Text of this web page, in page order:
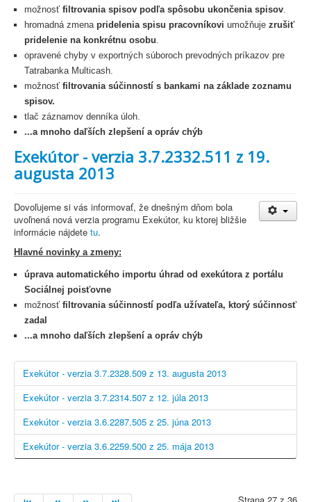
možnosť filtrovania spisov podľa spôsobu ukončenia spisov.
hromadná zmena pridelenia spisu pracovníkovi umožňuje zrušiť
pridelenie na konkrétnu osobu.
opravené chyby v exportných súboroch prevodných príkazov pre
Tatrabanka Multicash.
možnosť filtrovania súčinností s bankami na základe zoznamu
spisov.
tlač záznamov denníka úloh.
...a mnoho daľších zlepšení a opráv chýb
Exekútor - verzia 3.7.2332.511 z 19.
augusta 2013
Dovoľujeme si vás informovať, že dnešným dňom bola
uvoľnená nová verzia programu Exekútor, ku ktorej bližšie
informácie nájdete tu.
Hlavné novinky a zmeny:
úprava automatického importu úhrad od exekútora z portálu
Sociálnej poisťovne
možnosť filtrovania súčinností podľa užívateľa, ktorý súčinnosť
zadal
...a mnoho daľších zlepšení a opráv chýb
Exekútor - verzia 3.7.2328.509 z 13. augusta 2013
Exekútor - verzia 3.7.2314.507 z 12. júla 2013
Exekútor - verzia 3.6.2287.505 z 25. júna 2013
Exekútor - verzia 3.6.2259.500 z 25. mája 2013